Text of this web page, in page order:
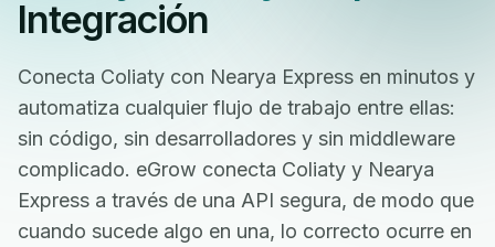
Integración
Conecta Coliaty con Nearya Express en minutos y
automatiza cualquier flujo de trabajo entre ellas:
sin código, sin desarrolladores y sin middleware
complicado. eGrow conecta Coliaty y Nearya
Express a través de una API segura, de modo que
cuando sucede algo en una, lo correcto ocurre en